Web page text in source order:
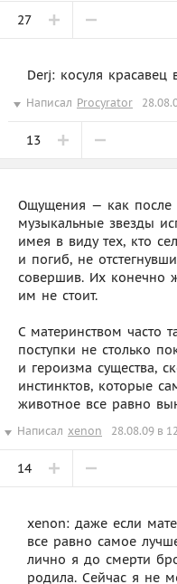
27
Derj: косуля красавец
Написал Procyrator
13
Ощущения — как после
музыкальные звезды
имея в виду тех, кто
и погиб, не
совершив. Их конечно
им не стоит.
С материнством часто
поступки не столько
и героизма существа,
инстинктов, которые
животное все равно
Написал xenon 28.08.09 в
14
xenon: даже если
все равно самое
лично я до смерти
родила. Сейчас я не